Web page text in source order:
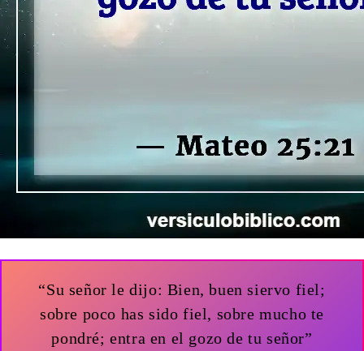
“Su señor le dijo: Bien, buen siervo fiel;
sobre poco has sido fiel, sobre mucho te
pondré; entra en el gozo de tu señor”